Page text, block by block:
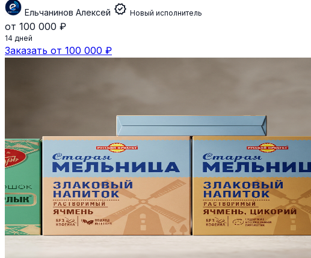
Ельчанинов Алексей verified Новый исполнитель
от 100 000 ₽
14 дней
Заказать от 100 000 ₽